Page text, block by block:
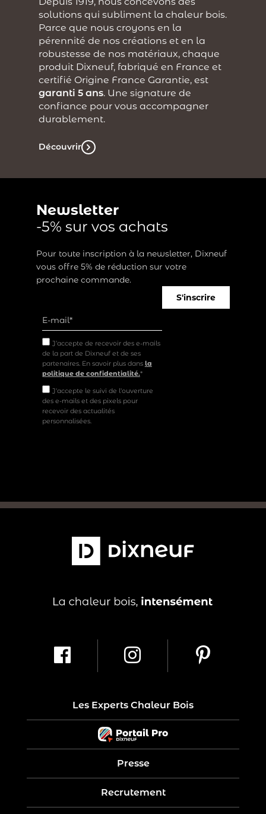
solutions qui subliment la chaleur bois.
Parce que nous croyons en la
pérennité de nos créations et en la
robustesse de nos matériaux, chaque
produit Dixneuf, fabriqué en France et
certifié Origine France Garantie, est
garanti 5 ans. Une signature de
confiance pour vous accompagner
durablement.
Découvrir
Newsletter
-5% sur vos achats
Pour toute inscription à la newsletter, Dixneuf
vous offre 5% de réduction sur votre
prochaine commande.
J’accepte de recevoir des e-mails
de la part de Dixneuf et de ses
partenaires. En savoir plus dans la
politique de confidentialité.*
J'accepte le suivi de l'ouverture
des e-mails et des pixels pour
recevoir des actualités
personnalisées.
S'inscrire
Les Experts Chaleur Bois
Presse
Recrutement